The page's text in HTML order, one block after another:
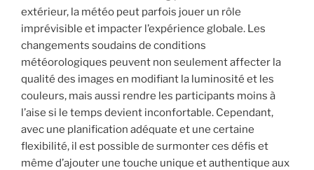
extérieur, la météo peut parfois jouer un rôle
imprévisible et impacter l’expérience globale. Les
changements soudains de conditions
météorologiques peuvent non seulement affecter la
qualité des images en modifiant la luminosité et les
couleurs, mais aussi rendre les participants moins à
l’aise si le temps devient inconfortable. Cependant,
avec une planification adéquate et une certaine
flexibilité, il est possible de surmonter ces défis et
même d’ajouter une touche unique et authentique aux